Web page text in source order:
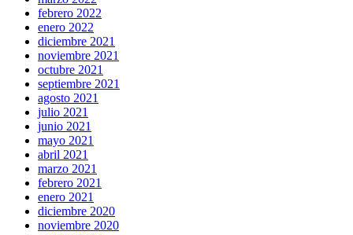
febrero 2022
enero 2022
diciembre 2021
noviembre 2021
octubre 2021
septiembre 2021
agosto 2021
julio 2021
junio 2021
mayo 2021
abril 2021
marzo 2021
febrero 2021
enero 2021
diciembre 2020
noviembre 2020